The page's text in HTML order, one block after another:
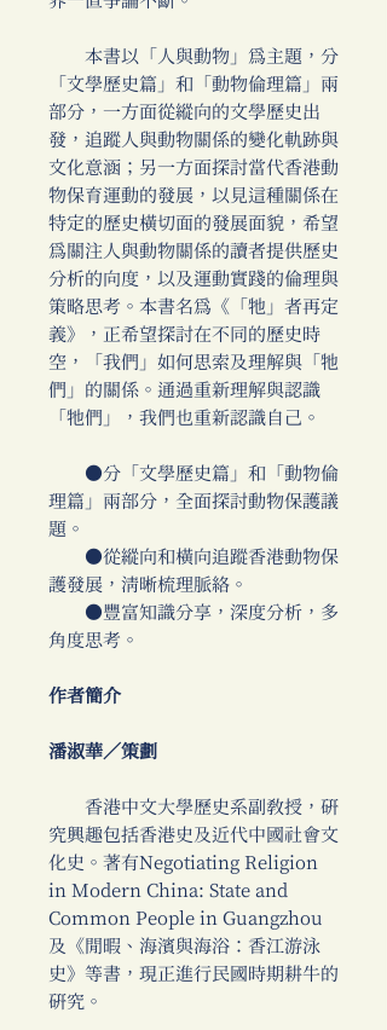
本書以「人與動物」為主題，分
「文學歷史篇」和「動物倫理篇」兩
部分，一方面從縱向的文學歷史出
發，追蹤人與動物關係的變化軌跡與
文化意涵；另一方面探討當代香港動
物保育運動的發展，以見這種關係在
特定的歷史橫切面的發展面貌，希望
為關注人與動物關係的讀者提供歷史
分析的向度，以及運動實踐的倫理與
策略思考。本書名為《「牠」者再定
義》，正希望探討在不同的歷史時
空，「我們」如何思索及理解與「牠
們」的關係。通過重新理解與認識
「牠們」，我們也重新認識自己。
●分「文學歷史篇」和「動物倫
理篇」兩部分，全面探討動物保護議
題。
●從縱向和橫向追蹤香港動物保
護發展，清晰梳理脈絡。
●豐富知識分享，深度分析，多
角度思考。
作者簡介
潘淑華／策劃
香港中文大學歷史系副教授，研
究興趣包括香港史及近代中國社會文
化史。著有Negotiating Religion
in Modern China: State and
Common People in Guangzhou
及《閒暇、海濱與海浴：香江游泳
史》等書，現正進行民國時期耕牛的
研究。